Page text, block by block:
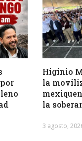
Higinio
la
la
3 agosto,